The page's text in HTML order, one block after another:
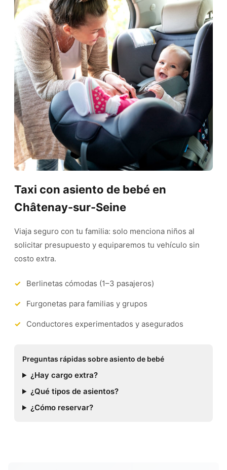
Taxi con asiento de bebé en
Châtenay-sur-Seine
Viaja seguro con tu familia: solo menciona niños al
solicitar presupuesto y equiparemos tu vehículo sin
costo extra.
Berlinetas cómodas (1–3 pasajeros)
Furgonetas para familias y grupos
Conductores experimentados y asegurados
Preguntas rápidas sobre asiento de bebé
¿Hay cargo extra?
¿Qué tipos de asientos?
¿Cómo reservar?